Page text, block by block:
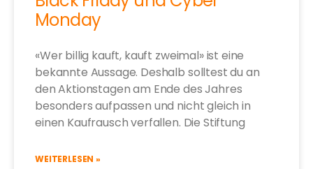
Monday
«Wer billig kauft, kauft zweimal» ist eine
bekannte Aussage. Deshalb solltest du an
den Aktionstagen am Ende des Jahres
besonders aufpassen und nicht gleich in
einen Kaufrausch verfallen. Die Stiftung
WEITERLESEN »